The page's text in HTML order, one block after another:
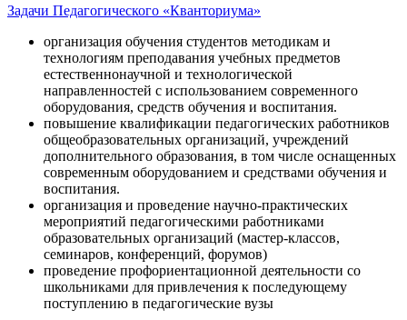
Задачи Педагогического «Кванториума»
организация обучения студентов методикам и
технологиям преподавания учебных предметов
естественнонаучной и технологической
направленностей с использованием современного
оборудования, средств обучения и воспитания.
повышение квалификации педагогических работников
общеобразовательных организаций, учреждений
дополнительного образования, в том числе оснащенных
современным оборудованием и средствами обучения и
воспитания.
организация и проведение научно-практических
мероприятий педагогическими работниками
образовательных организаций (мастер-классов,
семинаров, конференций, форумов)
проведение профориентационной деятельности со
школьниками для привлечения к последующему
поступлению в педагогические вузы